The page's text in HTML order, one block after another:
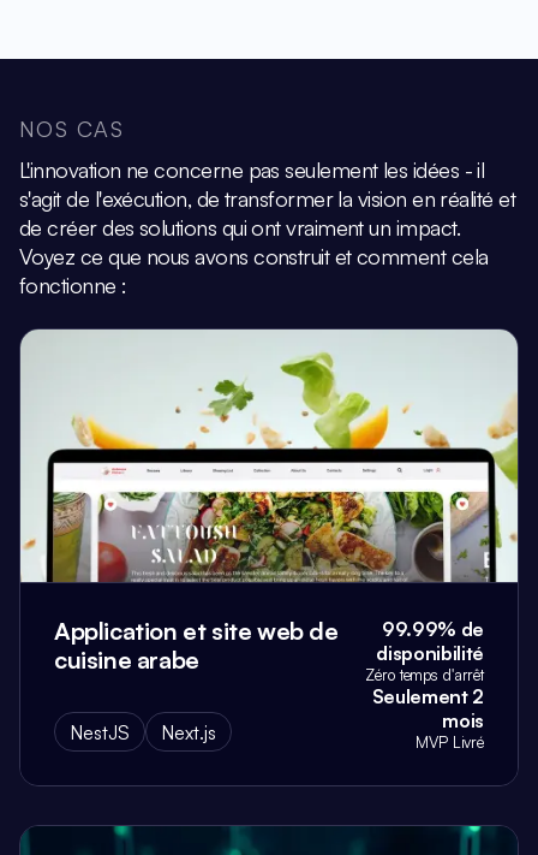
NOS CAS
L'innovation ne concerne pas seulement les idées - il
s'agit de l'exécution, de transformer la visionen réalité et
de créer des solutions qui ont vraiment un impact.
Voyez ce que nous avons construit et comment cela
fonctionne :
Application et site web de
cuisine arabe
NestJS Next.js
99.99% de
disponibilité
Zéro temps d'arrêt
Seulement 2
mois
MVP Livré